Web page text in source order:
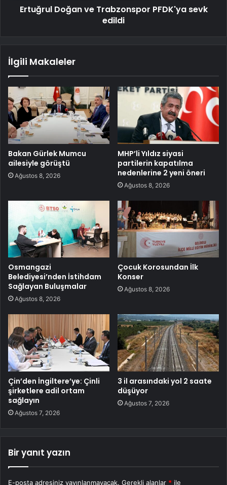
Ertuğrul Doğan ve Trabzonspor PFDK'ya sevk
edildi
İlgili Makaleler
Bakan Gürlek Mumcu
ailesiyle görüştü
Ağustos 8, 2026
MHP’li Yıldız siyasi
partilerin kapatılma
nedenlerine 2 yeni öneri
Ağustos 8, 2026
Osmangazi
Belediyesi’nden İstihdam
Sağlayan Buluşmalar
Ağustos 8, 2026
Çocuk Korosundan İlk
Konser
Ağustos 8, 2026
Çin’den İngiltere’ye: Çinli
şirketlere adil ortam
sağlayın
Ağustos 7, 2026
3 il arasındaki yol 2 saate
düşüyor
Ağustos 7, 2026
Bir yanıt yazın
E-posta adresiniz yayınlanmayacak. Gerekli alanlar * ile